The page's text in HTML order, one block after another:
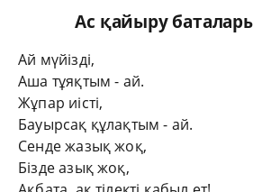
Ас қайыру
Ай мүйізді,
Аша тұяқтым - ай.
Жұпар иісті,
Бауырсақ құлақтым - ай.
Сенде жазық жоқ,
Бізде азық жоқ,